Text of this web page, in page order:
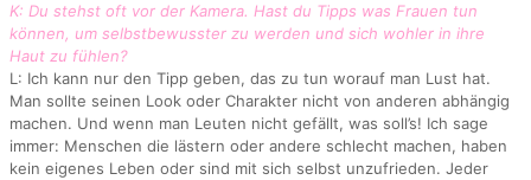
K: Du stehst oft vor der Kamera. Hast du Tipps was Frauen tun
können, um selbstbewusster zu werden und sich wohler in ihre
Haut zu fühlen?
L: Ich kann nur den Tipp geben, das zu tun worauf man Lust hat.
Man sollte seinen Look oder Charakter nicht von anderen abhängig
machen. Und wenn man Leuten nicht gefällt, was soll’s! Ich sage
immer: Menschen die lästern oder andere schlecht machen, haben
kein eigenes Leben oder sind mit sich selbst unzufrieden. Jeder